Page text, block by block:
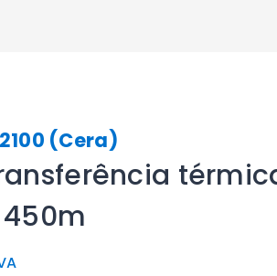
(Cera)